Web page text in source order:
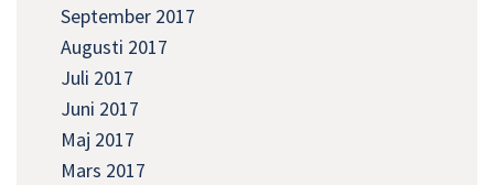
September 2017
Augusti 2017
Juli 2017
Juni 2017
Maj 2017
Mars 2017